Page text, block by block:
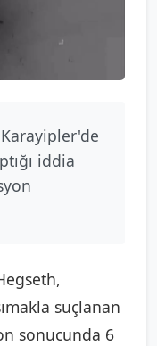
Karayipler'de
iddia
suçlanan
sonucunda 6